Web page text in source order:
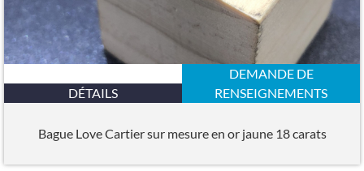
DÉTAILS
DEMANDE DE
RENSEIGNEMENTS
Bague Love Cartier sur mesure en or jaune 18 carats